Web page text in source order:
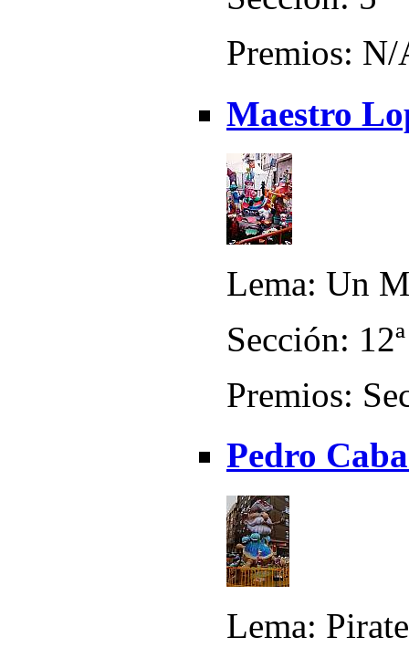
Premios: N/
Maestro
Lema: Un
Sección: 12ª
Premios:
Pedro
Lema: